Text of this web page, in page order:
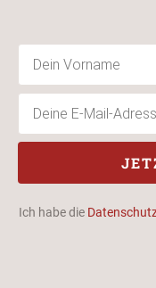
Ich habe die